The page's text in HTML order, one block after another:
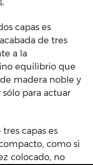
capas es
de tres
a la
equilibrio que
madera noble y
sólo para actuar
capas es
como si
colocado, no